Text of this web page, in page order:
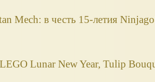
Mech: в честь 15-летия
Lunar New Year, Tulip